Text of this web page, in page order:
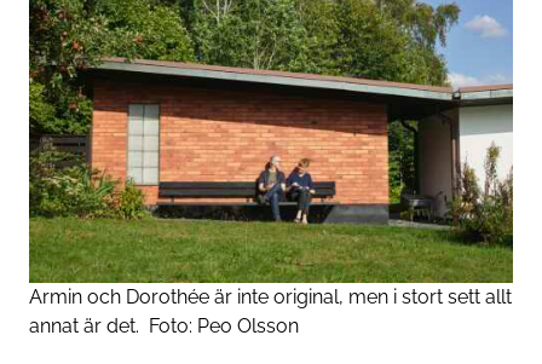
Armin och Dorothée är inte original, men i stort sett allt
annat är det. Foto: Peo Olsson